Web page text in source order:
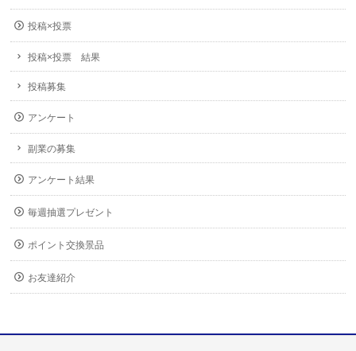
投稿×投票
投稿×投票 結果
投稿募集
アンケート
副業の募集
アンケート結果
毎週抽選プレゼント
ポイント交換景品
お友達紹介